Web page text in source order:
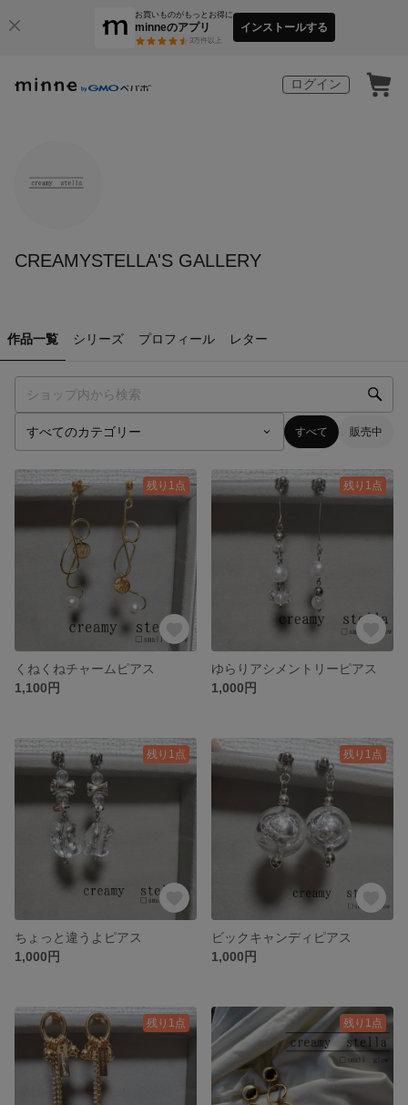
お買いものがもっとお得に
minneのアプリ
3万件以上
インストールする
ログイン
CREAMYSTELLA'S GALLERY
作品一覧 シリーズ プロフィール レター
すべて 販売中
残り1点
くねくねチャームピアス
1,100円
残り1点
ゆらりアシメントリーピアス
1,000円
残り1点
ちょっと違うよピアス
1,000円
残り1点
ビックキャンディピアス
1,000円
残り1点 残り1点